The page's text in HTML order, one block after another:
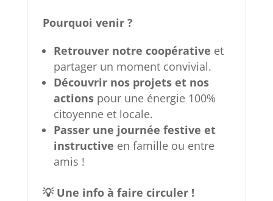
Pourquoi venir ?
Retrouver notre coopérative et
partager un moment convivial.
Découvrir nos projets et nos
actionspour une énergie 100%
citoyenne et locale.
Passer une journée festive et
instructive en famille ou entre
amis !
💡 Une info à faire circuler !